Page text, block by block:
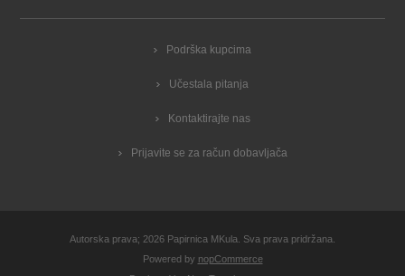
Podrška kupcima
Učestala pitanja
Kontaktirajte nas
Prijavite se za račun dobavljača
Autorska prava; 2026 Papirnica MKula. Sva prava pridržana.
Powered by nopCommerce